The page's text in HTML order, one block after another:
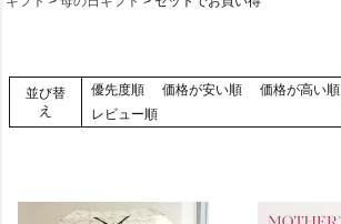
並び替
え
優先度順 価格が安い順 価格が高い順
レビュー順